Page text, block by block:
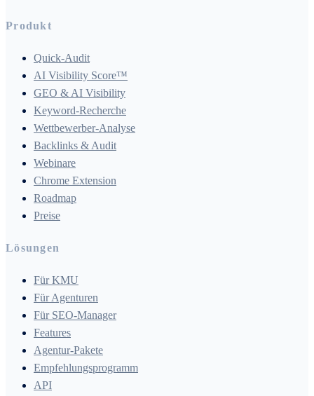
Produkt
Quick-Audit
AI Visibility Score™
GEO & AI Visibility
Keyword-Recherche
Wettbewerber-Analyse
Backlinks & Audit
Webinare
Chrome Extension
Roadmap
Preise
Lösungen
Für KMU
Für Agenturen
Für SEO-Manager
Features
Agentur-Pakete
Empfehlungsprogramm
API